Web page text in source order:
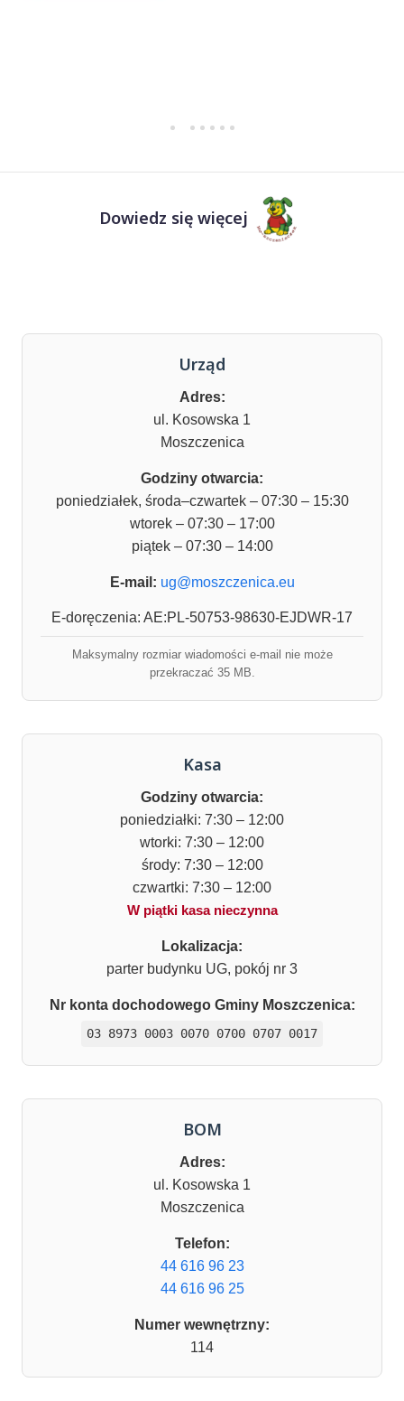
Dowiedz się więcej
Urząd
Adres:
ul. Kosowska 1
Moszczenica
Godziny otwarcia:
poniedziałek, środa–czwartek – 07:30 – 15:30
wtorek – 07:30 – 17:00
piątek – 07:30 – 14:00
E-mail: ug@moszczenica.eu
E-doręczenia: AE:PL-50753-98630-EJDWR-17
Maksymalny rozmiar wiadomości e-mail nie może
przekraczać 35 MB.
Kasa
Godziny otwarcia:
poniedziałki: 7:30 – 12:00
wtorki: 7:30 – 12:00
środy: 7:30 – 12:00
czwartki: 7:30 – 12:00
W piątki kasa nieczynna
Lokalizacja:
parter budynku UG, pokój nr 3
Nr konta dochodowego Gminy Moszczenica:
03 8973 0003 0070 0700 0707 0017
BOM
Adres:
ul. Kosowska 1
Moszczenica
Telefon:
44 616 96 23
44 616 96 25
Numer wewnętrzny:
114